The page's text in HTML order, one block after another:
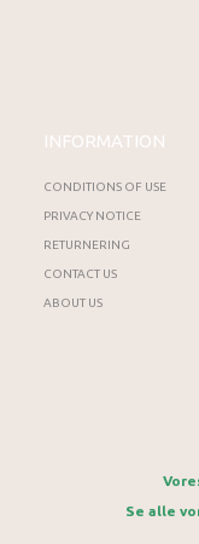
INFORMATION
CONDITIONS OF USE
PRIVACY NOTICE
RETURNERING
CONTACT US
ABOUT US
Se alle